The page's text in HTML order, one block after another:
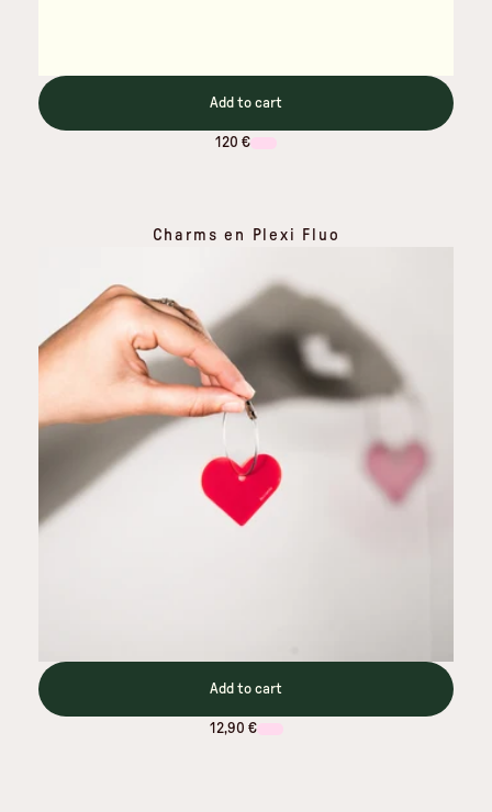
Add to cart
120 €
Charms en Plexi Fluo
Add to cart
12,90 €